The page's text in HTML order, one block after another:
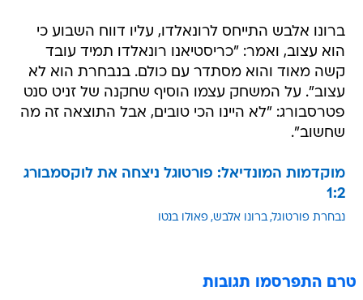
ברונו אלבש התייחס לרונאלדו, עליו דווח השבוע כי
הוא עצוב, ואמר: "כריסטיאנו רונאלדו תמיד עובד
קשה מאוד והוא מסתדר עם כולם. בנבחרת הוא לא
עצוב". על המשחק עצמו הוסיף שחקנה של זניט סנט
פטרסבורג: "לא היינו הכי טובים, אבל התוצאה זה מה
שחשוב".
מוקדמות המונדיאל: פורטוגל ניצחה את לוקסמבורג
1:2
נבחרת פורטוגל ברונו אלבש פאולו בנטו
טרם התפרסמו תגובות